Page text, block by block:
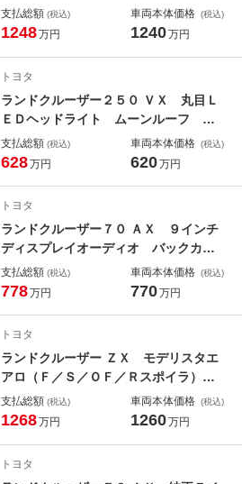
ー） ＪＢＬプレミアムサウンド リ
アエンターテイメント 寒冷地仕様
ール ベージュレザー
支払総額 (税込)
1248万円
車両本体価格 (税込)
1240万円
トヨタ
ランドクルーザー２５０ ＶＸ 丸目Ｌ
ＥＤヘッドライト ムーンルーフ ル
ーフレール デジタルインナーミラ
ー パノラミックビューモニター ブ
ＴＣ２．０ 黒レザーシート
支払総額 (税込)
628万円
車両本体価格 (税込)
620万円
トヨタ
ランドクルーザー７０ ＡＸ ９インチ
ディスプレイオーディオ バックカメ
ラ内蔵型ミラー ドライブレコーダ
ー 丸目ＬＥＤヘッドライト／フォグ
ックナット付スペアタイヤ
支払総額 (税込)
778万円
車両本体価格 (税込)
770万円
トヨタ
ランドクルーザー ＺＸ モデリスタエ
アロ（Ｆ／Ｓ／ＯＦ／Ｒスポイラ）
ＪＢＬプレミアムサウンド リアエン
ターテイメント 電動リアデフロッ
ル トノカバー
支払総額 (税込)
1268万円
車両本体価格 (税込)
1260万円
トヨタ